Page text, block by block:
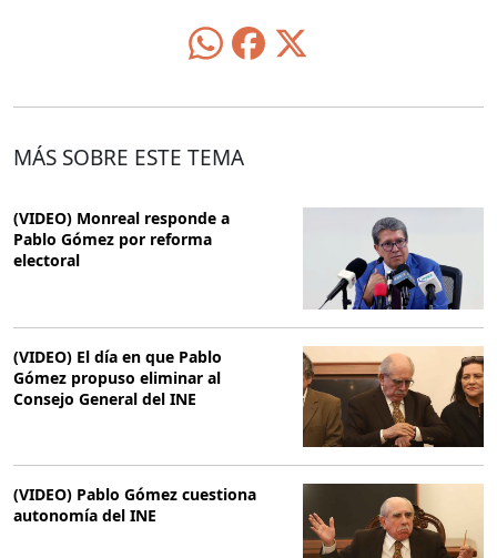
MÁS SOBRE ESTE TEMA
(VIDEO) Monreal responde a
Pablo Gómez por reforma
electoral
(VIDEO) El día en que Pablo
Gómez propuso eliminar al
Consejo General del INE
(VIDEO) Pablo Gómez cuestiona
autonomía del INE